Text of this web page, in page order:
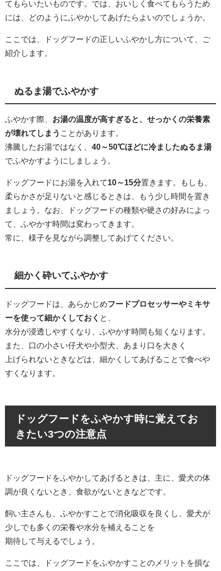
てもらいたいものです。では、おいしく食べてもらうため
には、どのようにふやかしてあげたらよいのでしょうか。
ここでは、ドッグフードの正しいふやかし方について、ご
紹介します。
ぬるま湯でふやかす
ふやかす際、 お湯の温度が高すぎると、せっかくの栄養素
が壊れてしまう ことがあります。
沸騰したお湯ではなく、 40～50℃ほどに冷ましたぬるま湯
でふやかすようにしましょう。
ドッグフードにお湯を入れて10～15分置きます。もしも、
柔らかさが足りないと感じるときは、もう少し時間を置き
ましょう。なお、ドッグフードの種類や硬さの好みによっ
て、ふやかす時間は変わってきます。
常に、様子を見ながら調整してあげてください。
細かく砕いてふやかす
ドッグフードは、あらかじめフードプロセッサーやミキサ
ーを使って細かくしておく と、
水分が浸透しやすくなり、ふやかす時間も短くなります。
また、口の小さい仔犬や小型犬、あまり口を大きく
上げられないときなどは、細かくしてあげることで食べや
すくなります。
ドッグフードをふやかす時に覚えてお
きたい3つの注意点
ドッグフードをふやかしてあげるときは、主に、愛犬の体
調が良くないとき、食欲がないときなどです。
飼い主さんも、ふやかすことで消化吸収を良くし、愛犬が
少しでも多くの栄養や水分を補えることを
期待して与えるでしょう。
ここでは、ドッグフードをふやかすことのメリットを損な